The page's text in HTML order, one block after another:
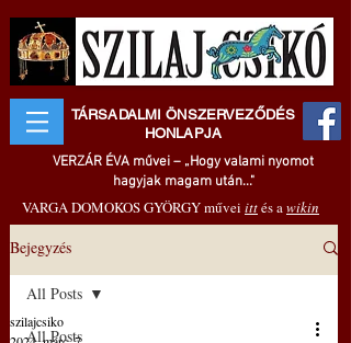
TÁRSADALMI ÖNSZERVEZŐDÉS
HONLAPJA
VERZÁR ÉVA művei – „Hogy valami nyomot
hagyjak magam után..."
VARGA DOMOKOS GYÖRGY művei ittés awikin
Bejegyzés
All Posts
All Posts
szilajcsiko